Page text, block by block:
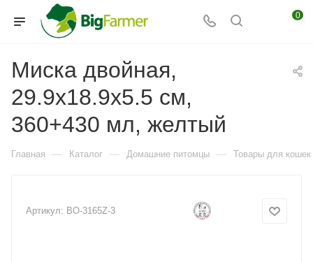
0
Миска двойная,
29.9x18.9x5.5 см,
360+430 мл, желтый
Главная — Каталог — Домашние питомцы — Товары для кошек
Артикул: BO-3165Z-3